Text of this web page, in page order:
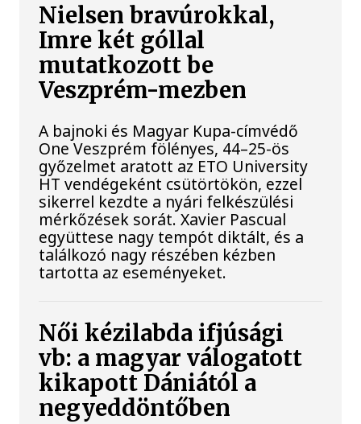
Nielsen bravúrokkal,
Imre két góllal
mutatkozott be
Veszprém-mezben
A bajnoki és Magyar Kupa-címvédő
One Veszprém fölényes, 44–25-ös
győzelmet aratott az ETO University
HT vendégeként csütörtökön, ezzel
sikerrel kezdte a nyári felkészülési
mérkőzések sorát. Xavier Pascual
együttese nagy tempót diktált, és a
találkozó nagy részében kézben
tartotta az eseményeket.
Női kézilabda ifjúsági
vb: a magyar válogatott
kikapott Dániától a
negyeddöntőben